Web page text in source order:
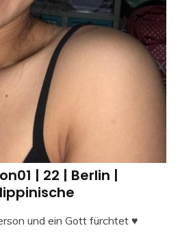
| 22 | Berlin |
und ein Gott fürchtet ♥